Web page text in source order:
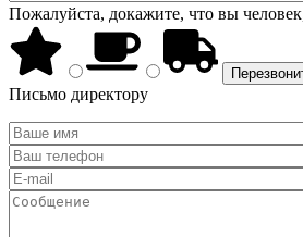
Пожалуйста, докажите, что вы
Письмо директору